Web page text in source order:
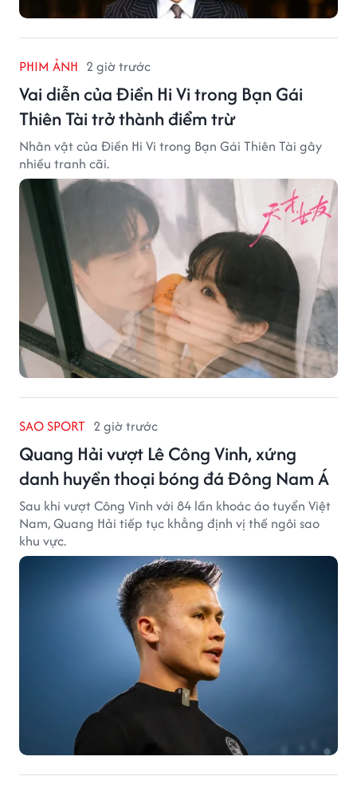
PHIM ẢNH 2 giờ trước
Vai diễn của Điền Hi Vi trong Bạn Gái
Thiên Tài trở thành điểm trừ
Nhân vật của Điền Hi Vi trong Bạn Gái Thiên Tài gây
nhiều tranh cãi.
SAO SPORT 2 giờ trước
Quang Hải vượt Lê Công Vinh, xứng
danh huyền thoại bóng đá Đông Nam Á
Sau khi vượt Công Vinh với 84 lần khoác áo tuyển Việt
Nam, Quang Hải tiếp tục khẳng định vị thế ngôi sao
khu vực.